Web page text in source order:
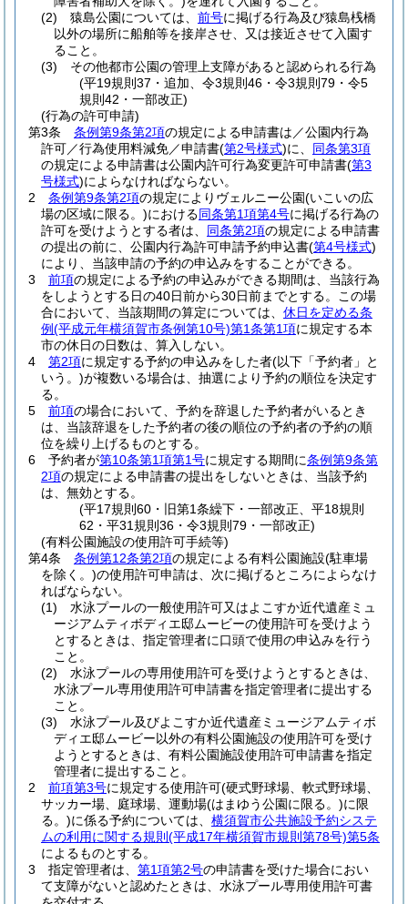
(2)
猿島公園については、 前号に掲げる行為及び猿島桟橋
以外の場所に船舶等を接岸させ、又は接近させて入園す
ること。
(3)
その他都市公園の管理上支障があると認められる行為
(平19規則37・追加、令3規則46・令3規則79・令5
規則42・一部改正)
(行為の許可申請)
第3条
条例第9条第2項の規定による申請書は／公園内行為
許可／行為使用料減免／申請書(第2号様式)に、 同条第3項
の規定による申請書は公園内許可行為変更許可申請書(第3
号様式)によらなければならない。
2
条例第9条第2項の規定によりヴェルニー公園(いこいの広
場の区域に限る。)における同条第1項第4号に掲げる行為の
許可を受けようとする者は、 同条第2項の規定による申請書
の提出の前に、公園内行為許可申請予約申込書(第4号様式)
により、当該申請の予約の申込みをすることができる。
3
前項の規定による予約の申込みができる期間は、当該行為
をしようとする日の40日前から30日前までとする。
この場
合において、当該期間の算定については、 休日を定める条
例(平成元年横須賀市条例第10号)第1条第1項に規定する本
市の休日の日数は、算入しない。
4
第2項に規定する予約の申込みをした者(以下「予約者」と
いう。)が複数いる場合は、抽選により予約の順位を決定す
る。
5
前項の場合において、予約を辞退した予約者がいるとき
は、当該辞退をした予約者の後の順位の予約者の予約の順
位を繰り上げるものとする。
6
予約者が第10条第1項第1号に規定する期間に条例第9条第
2項の規定による申請書の提出をしないときは、当該予約
は、無効とする。
(平17規則60・旧第1条繰下・一部改正、平18規則
62・平31規則36・令3規則79・一部改正)
(有料公園施設の使用許可手続等)
第4条
条例第12条第2項の規定による有料公園施設(駐車場
を除く。)の使用許可申請は、次に掲げるところによらなけ
ればならない。
(1)
水泳プールの一般使用許可又はよこすか近代遺産ミュ
ージアムティボディエ邸ムービーの使用許可を受けよう
とするときは、指定管理者に口頭で使用の申込みを行う
こと。
(2)
水泳プールの専用使用許可を受けようとするときは、
水泳プール専用使用許可申請書を指定管理者に提出する
こと。
(3)
水泳プール及びよこすか近代遺産ミュージアムティボ
ディエ邸ムービー以外の有料公園施設の使用許可を受け
ようとするときは、有料公園施設使用許可申請書を指定
管理者に提出すること。
2
前項第3号に規定する使用許可(硬式野球場、軟式野球場、
サッカー場、庭球場、運動場(はまゆう公園に限る。)に限
る。)に係る予約については、 横須賀市公共施設予約システ
ムの利用に関する規則 (平成17年横須賀市規則第78号)第5条
によるものとする。
3
指定管理者は、 第1項第2号の申請書を受けた場合におい
て支障がないと認めたときは、水泳プール専用使用許可書